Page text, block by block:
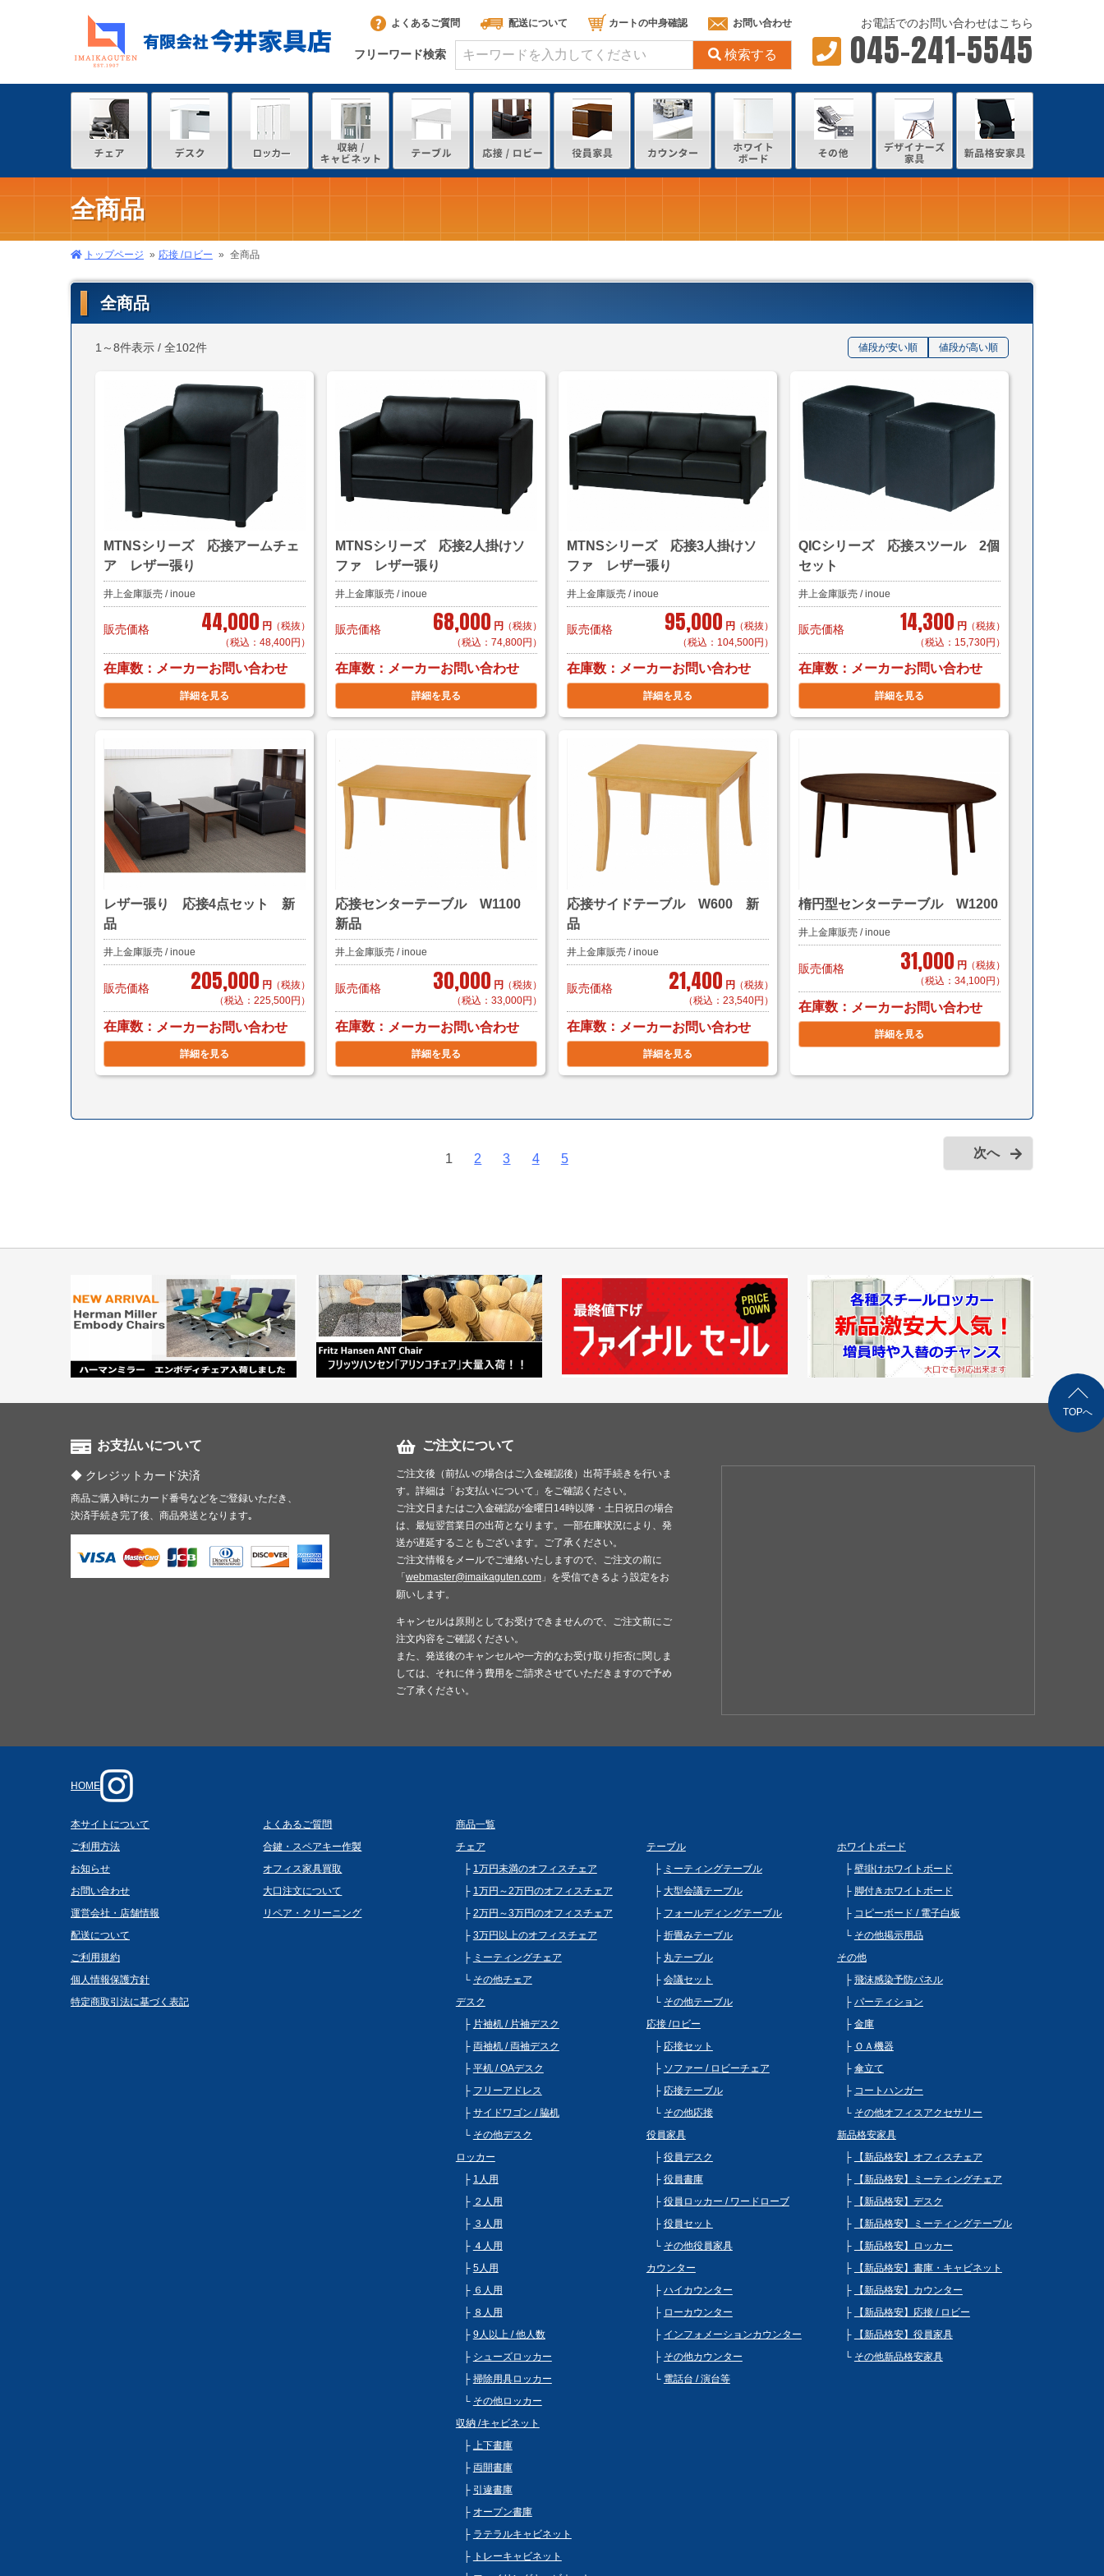
よくあるご質問 配送について カートの中身確認 お問い合わせ
フリーワード検索 検索する
お電話でのお問い合わせはこちら
045-241-5545
全商品
トップページ 応接 /ロビー 全商品
全商品
1～8件表示 / 全102件 値段が安い順 値段が高い順
MTNSシリーズ 応接アームチェ
ア レザー張り
井上金庫販売 / inoue
販売価格 44,000 円 （税抜）
（税込：48,400円）
在庫数 メーカーお問い合わせ
詳細を見る
MTNSシリーズ 応接2人掛けソ
ファ レザー張り
井上金庫販売 / inoue
販売価格 68,000 円 （税抜）
（税込：74,800円）
在庫数 メーカーお問い合わせ
詳細を見る
MTNSシリーズ 応接3人掛けソ
ファ レザー張り
井上金庫販売 / inoue
販売価格 95,000 円 （税抜）
（税込：104,500円）
在庫数 メーカーお問い合わせ
詳細を見る
QICシリーズ 応接スツール 2個
セット
井上金庫販売 / inoue
販売価格 14,300 円 （税抜）
（税込：15,730円）
在庫数 メーカーお問い合わせ
詳細を見る
レザー張り 応接4点セット 新
品
井上金庫販売 / inoue
販売価格 205,000 円 （税抜）
（税込：225,500円）
在庫数 メーカーお問い合わせ
詳細を見る
応接センターテーブル W1100
新品
井上金庫販売 / inoue
販売価格 30,000 円 （税抜）
（税込：33,000円）
在庫数 メーカーお問い合わせ
詳細を見る
応接サイドテーブル W600 新
品
井上金庫販売 / inoue
販売価格 21,400 円 （税抜）
（税込：23,540円）
在庫数 メーカーお問い合わせ
詳細を見る
楕円型センターテーブル W1200
井上金庫販売 / inoue
販売価格 31,000 円 （税抜）
（税込：34,100円）
在庫数 メーカーお問い合わせ
詳細を見る
1 2 3 4 5 次へ
お支払いについて
クレジットカード決済
商品ご購入時にカード番号などをご登録いただき、
決済手続き完了後、商品発送となります｡
ご注文について
ご注文後（前払いの場合はご入金確認後）出荷手続きを行いま
す。詳細は「お支払いについて」をご確認ください。
ご注文日またはご入金確認が金曜日14時以降・土日祝日の場合
は、最短翌営業日の出荷となります。一部在庫状況により、発
送が遅延することもございます。ご了承ください。
ご注文情報をメールでご連絡いたしますので、ご注文の前に
「 webmaster@imaikaguten.com 」を受信できるよう設定をお
願いします。
キャンセルは原則としてお受けできませんので、ご注文前にご
注文内容をご確認ください。
また、発送後のキャンセルや一方的なお受け取り拒否に関しま
しては、それに伴う費用をご請求させていただきますので予め
ご了承ください。
HOME
本サイトについて
ご利用方法
お知らせ
お問い合わせ
運営会社・店舗情報
配送について
ご利用規約
個人情報保護方針
特定商取引法に基づく表記
よくあるご質問
合鍵・スペアキー作製
オフィス家具買取
大口注文について
リペア・クリーニング
商品一覧
チェア
1万円未満のオフィスチェア
1万円～2万円のオフィスチェア
2万円～3万円のオフィスチェア
3万円以上のオフィスチェア
ミーティングチェア
その他チェア
デスク
片袖机 / 片袖デスク
両袖机 / 両袖デスク
平机 / OAデスク
フリーアドレス
サイドワゴン / 脇机
その他デスク
ロッカー
1人用
２人用
３人用
４人用
5人用
６人用
８人用
9人以上 / 他人数
シューズロッカー
掃除用具ロッカー
その他ロッカー
収納 /キャビネット
上下書庫
両開書庫
引違書庫
オープン書庫
ラテラルキャビネット
トレーキャビネット
テーブル
ミーティングテーブル
大型会議テーブル
フォールディングテーブル
折畳みテーブル
丸テーブル
会議セット
その他テーブル
応接 /ロビー
応接セット
ソファー / ロビーチェア
応接テーブル
その他応接
役員家具
役員デスク
役員書庫
役員ロッカー / ワードローブ
役員セット
その他役員家具
カウンター
ハイカウンター
ローカウンター
インフォメーションカウンター
その他カウンター
電話台 / 演台等
ホワイトボード
壁掛けホワイトボード
脚付きホワイトボード
コピーボード / 電子白板
その他掲示用品
その他
飛沫感染予防パネル
パーティション
金庫
ＯＡ機器
傘立て
コートハンガー
その他オフィスアクセサリー
新品格安家具
【新品格安】オフィスチェア
【新品格安】ミーティングチェア
【新品格安】デスク
【新品格安】ミーティングテーブル
【新品格安】ロッカー
【新品格安】書庫・キャビネット
【新品格安】カウンター
【新品格安】応接 / ロビー
【新品格安】役員家具
その他新品格安家具
TOPへ